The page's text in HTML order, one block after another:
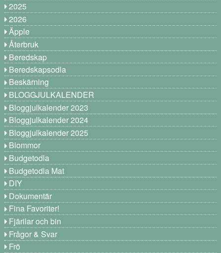
2025
2026
Äpple
Återbruk
Beredskap
Beredskapsodla
Beskärning
BLOGGJULKALENDER
Bloggjulkalender 2023
Bloggjulkalender 2024
Bloggjulkalender 2025
Blommor
Budgetodla
Budgetodla Mat
DIY
Dokumentär
Fina Favoriter!
Fjärilar och bin
Frågor & Svar
Frö